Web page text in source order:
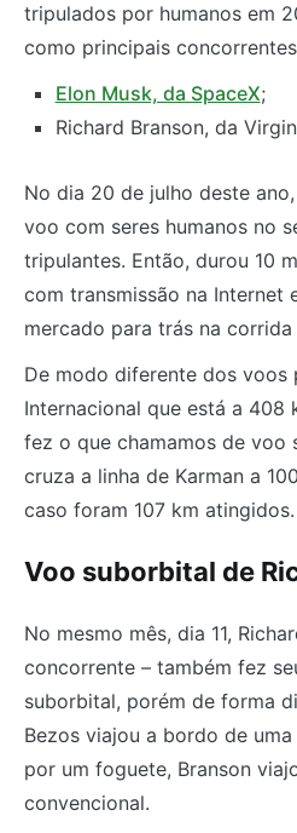
tripulados por humanos em
como principais
Elon Musk, da SpaceX;
Richard Branson, da
No dia 20 de julho deste
voo com seres humanos no
tripulantes. Então, durou 10
com transmissão na Internet
mercado para trás na corrida
De modo diferente dos voos
Internacional que está a 408
fez o que chamamos de voo
cruza a linha de Karman a
caso foram 107 km atingidos.
Voo suborbital de
No mesmo mês, dia 11,
concorrente – também fez
suborbital, porém de forma
Bezos viajou a bordo de
por um foguete, Branson
convencional.